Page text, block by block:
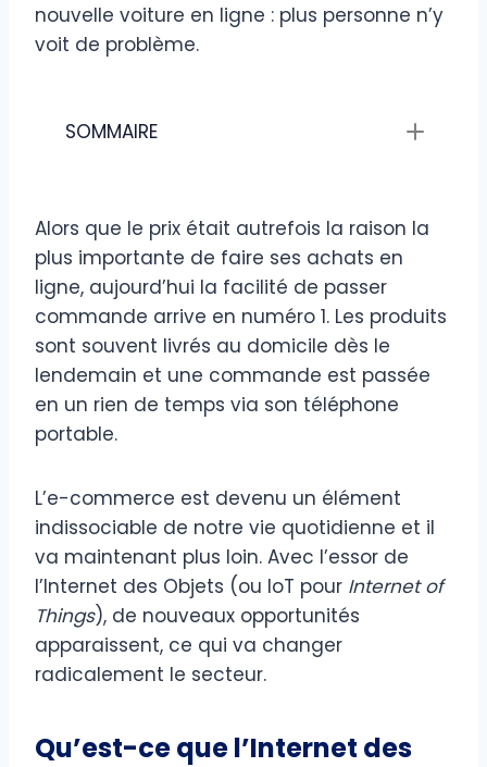
nouvelle voiture en ligne : plus personne n’y
voit de problème.
SOMMAIRE
Alors que le prix était autrefois la raison la
plus importante de faire ses achats en
ligne, aujourd’hui la facilité de passer
commande arrive en numéro 1. Les produits
sont souvent livrés au domicile dès le
lendemain et une commande est passée
en un rien de temps via son téléphone
portable.
L’e-commerce est devenu un élément
indissociable de notre vie quotidienne et il
va maintenant plus loin. Avec l’essor de
l’Internet des Objets (ou IoT pour Internet of
Things), de nouveaux opportunités
apparaissent, ce qui va changer
radicalement le secteur.
Qu’est-ce que l’Internet des